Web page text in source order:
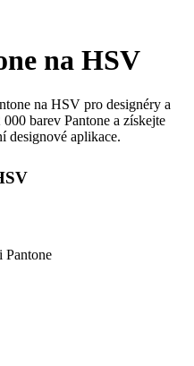
na HSV
na HSV pro designéry a
barev Pantone a získejte
designové aplikace.
Pantone